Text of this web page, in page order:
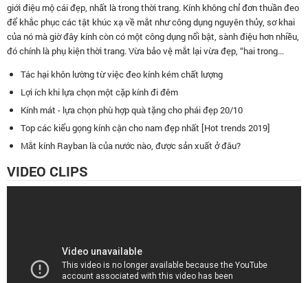
giới điệu mộ cái đẹp, nhất là trong thời trang. Kính không chỉ đơn thuần đeo
để khắc phục các tật khúc xạ về mắt như công dụng nguyên thủy, sơ khai
của nó mà giờ đây kính còn có một công dụng nổi bật, sành điệu hơn nhiều,
đó chính là phụ kiện thời trang. Vừa bảo vệ mắt lại vừa đẹp, “hai trong...
Tác hại khôn lường từ việc đeo kính kém chất lượng
Lợi ích khi lựa chọn một cặp kính đi đêm
Kính mát - lựa chọn phù hợp quà tặng cho phái đẹp 20/10
Top các kiểu gọng kính cận cho nam đẹp nhất [Hot trends 2019]
Mắt kính Rayban là của nước nào, được sản xuất ở đâu?
VIDEO CLIPS